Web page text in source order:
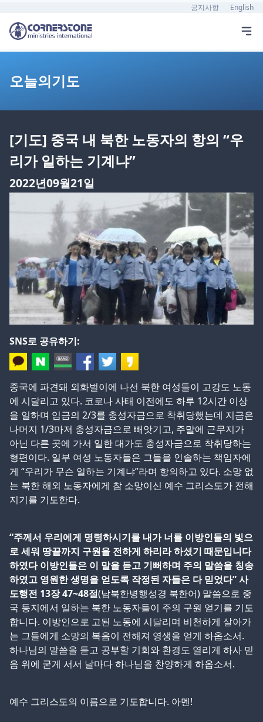
공지사항 English
오늘의기도
[기도] 중국 내 북한 노동자의 항의 “우
리가 일하는 기계냐”
2022년09월21일
SNS로 공유하기:
중국에 파견돼 외화벌이에 나선 북한 여성들이 고강도 노동
에 시달리고 있다. 코로나 사태 이전에도 하루 12시간 이상
을 일하며 임금의 2/3를 충성자금으로 착취당했는데 지금은
나머지 1/3마저 충성자금으로 빼앗기고, 주말에 근무지가
아닌 다른 곳에 가서 일한 대가도 충성자금으로 착취당하는
형편이다. 일부 여성 노동자들은 그들을 인솔하는 책임자에
게 “우리가 무슨 일하는 기계냐”라며 항의하고 있다. 소망 없
는 북한 해외 노동자에게 참 소망이신 예수 그리스도가 전해
지기를 기도한다.
“주께서 우리에게 명령하시기를 내가 너를 이방인들의 빛으
로 세워 땅끝까지 구원을 전하게 하리라 하셨기 때문입니다
하였다 이방인들은 이 말을 듣고 기뻐하며 주의 말씀을 칭송
하였고 영원한 생명을 얻도록 작정된 자들은 다 믿었다” 사
도행전 13장 47~48절(남북한병행성경 북한어) 말씀으로 중
국 등지에서 일하는 북한 노동자들이 주의 구원 얻기를 기도
합니다. 이방인으로 고된 노동에 시달리며 비천하게 살아가
는 그들에게 소망의 복음이 전해져 영생을 얻게 하옵소서.
하나님의 말씀을 듣고 공부할 기회와 환경도 열리게 하사 믿
음 위에 굳게 서서 날마다 하나님을 찬양하게 하옵소서.
예수 그리스도의 이름으로 기도합니다. 아멘!